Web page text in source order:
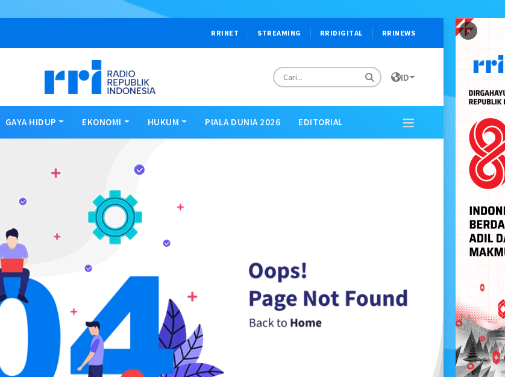
×
RRINET STREAMING RRIDIGITAL RRINEWS
ID
GAYA HIDUP EKONOMI HUKUM PIALA DUNIA 2026 EDITORIAL